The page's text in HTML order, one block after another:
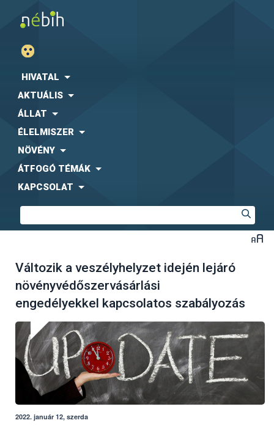
HIVATAL
AKTUÁLIS
ÁLLAT
ÉLELMISZER
NÖVÉNY
ÁTFOGÓ TÉMÁK
KAPCSOLAT
Változik a veszélyhelyzet idején lejáró
növényvédőszervásárlási
engedélyekkel kapcsolatos szabályozás
2022. január 12, szerda